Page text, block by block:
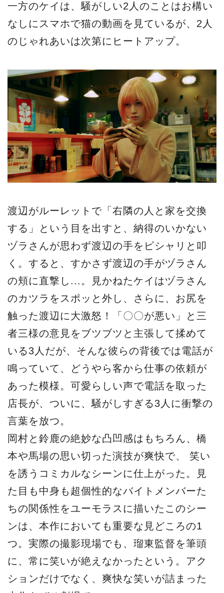
一方のケイは、騒がしい2人のことはお構い
なしにスマホで猫の動画を見ているが、2人
のじゃれあいは次第にヒートアップ。
渡辺がルーレットで「右隣の人と家を交換
する」という目を出すと、納得のいかない
ヅラさんが思わず渡辺の手をピシャリと叩
く。すると、すかさず渡辺の手がヅラさん
の頬に直撃し...。見かねたケイはヅラさん
のカツラをスポッと外し、さらに、お尻を
触った渡辺に大激怒！「〇〇が悪い」と三
者三様の意見をブツブツと主張して揉めて
いる3人だが、そんな彼らの背後では電話が
鳴っていて、どうやら客から仕事の依頼が
あった模様。可愛らしい声で電話を取った
店長が、ついに、騒がしすぎる3人に衝撃の
言葉を放つ。
岡村と鈴鹿の絶妙な凸凹感はもちろん、橋
本や馬場の思い切った演技が爽快で、 笑い
を誘うコミカルなシーンに仕上がった。見
た目も中身も超個性的なバイトメンバーた
ちの関係性をユーモラスに描いたこのシー
ンは、本作においても重要な見どころの1
つ。実際の撮影現場でも、瑠東監督を筆頭
に、常に笑いが絶えなかったという。アク
ションだけでなく、爽快な笑いが詰まった